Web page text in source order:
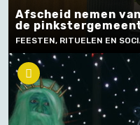
Afscheid nemen
de
FEESTEN, RITUELEN EN